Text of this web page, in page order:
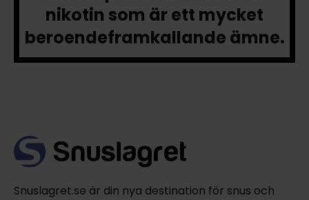
nikotin som är ett mycket
beroendeframkallande ämne.
Snuslagret.se är din nya destination för snus och